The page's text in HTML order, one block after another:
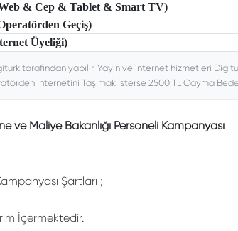
& Cep & Tablet & Smart TV)
Geçiş)
Üyeliği)
tarafından yapılır. Yayın ve internet hizmetleri
İnternetini Taşımak İsterse 2500 TL Cayma
ve Maliye Bakanlığı Personeli Kampanyası
Şartları ;
İçermektedir.